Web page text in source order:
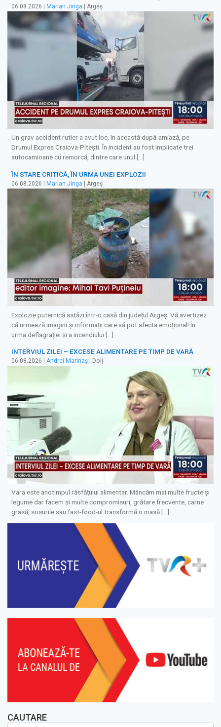
06.08.2026 | Marian Jinga | Argeș
Un grav accident rutier a avut loc, în această după-amiază, pe
Drumul Expres Craiova-Pitești. În incident au fost implicate trei
autocamioane cu remorcă, dintre care unul […]
ÎN STARE CRITICĂ, ÎN URMA UNEI EXPLOZII
06.08.2026 Marian Jinga | Argeș
Explozie puternică astăzi într-o casă din județul Argeș. Vă avertizez
că urmează imagini și informații care vă pot afecta emoțional! În
urma deflagrației și a incendiului […]
INTERVIUL ZILEI – EXCESE ALIMENTARE PE TIMP DE VARĂ
06.08.2026 Andrei Marinaș | Dolj
Vara este anotimpul răsfățului alimentar. Mâncăm mai multe fructe și
legume dar facem și multe compromisuri, grătare frecvente, carne
grasă, sosurile sau fast-food-ul transformă o masă […]
CAUTARE